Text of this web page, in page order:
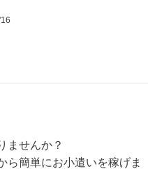
ませんか？
ら簡単にお小遣いを稼げま